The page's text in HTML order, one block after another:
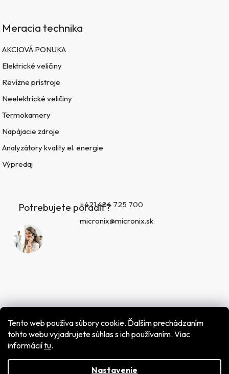
Tento web používa súbory cookie. Ďalším prechádzaním
tohto webu vyjadrujete súhlas s ich používaním. Viac
informáciítu.
Nastavenie
Meracia technika
AKCIOVÁ PONUKA
Elektrické veličiny
Revízne prístroje
Neelektrické veličiny
Termokamery
Napájacie zdroje
Analyzátory kvality el. energie
Výpredaj
Potrebujete poradiť?+421 484 725 700
micronix@micronix.sk
vyhradené.